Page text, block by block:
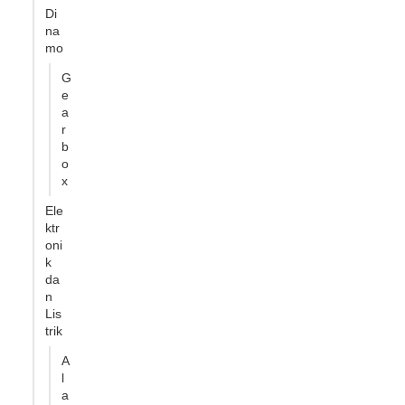
Di
na
mo
G
e
a
r
b
o
x
Ele
ktr
oni
k
da
n
Lis
trik
A
l
a